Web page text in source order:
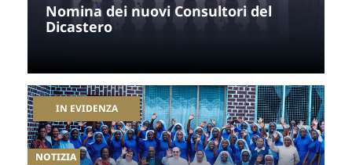
Nomina dei nuovi Consultori del
Dicastero
IN EVIDENZA
NOTIZIA